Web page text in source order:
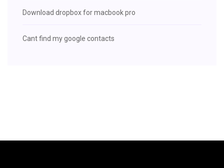
Download dropbox for macbook pro
Cant find my google contacts